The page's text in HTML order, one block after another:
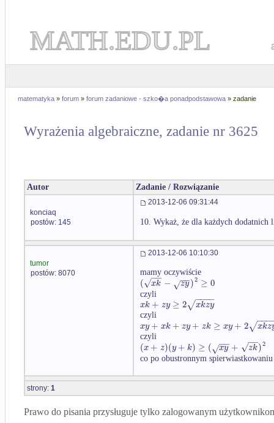
MATH.EDU.PL
matematyka » forum » forum zadaniowe - szko�a ponadpodstawowa » zadanie
Wyrażenia algebraiczne, zadanie nr 3625
Autor Zadanie / Rozwiązanie
konciaq
postów: 145
2013-12-06 09:31:44
10. Wykaż, że dla każdych
tumor
postów: 8070
2013-12-06 10:10:30
mamy oczywiście
( xk
−−
√ − zy
−−
√ )2 ≥ 0
czyli
xk+ zy ≥ 2 xkzy
− −
−−
√
czyli
xy+ xk +zy+ zk ≥ xy+ 2 xkz
−−−
√
czyli
(x+ z)(y +k) ≥ ( xy
−−
√ + zk
−−
√ )2
co po obustronnym spierwiastkowaniu
strony: 1
Prawo do pisania przysługuje tylko zalogowanym